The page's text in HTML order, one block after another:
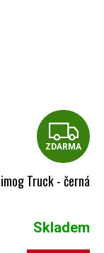
ZDARMA
Truck - černá
Skladem